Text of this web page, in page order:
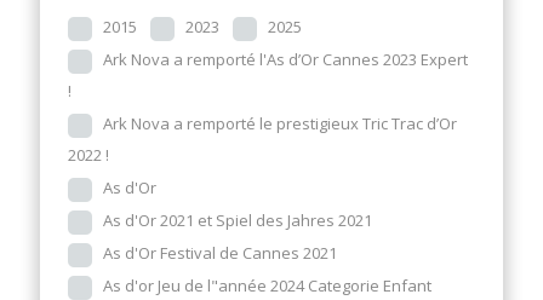
2015 2023
2025
Ark Nova a remporté l'As d’Or Cannes 2023 Expert
!
Ark Nova a remporté le prestigieux Tric Trac d’Or
2022 !
As d'Or
As d'Or 2021 et Spiel des Jahres 2021
As d'Or Festival de Cannes 2021
As d'or Jeu de l"année 2024 Categorie Enfant